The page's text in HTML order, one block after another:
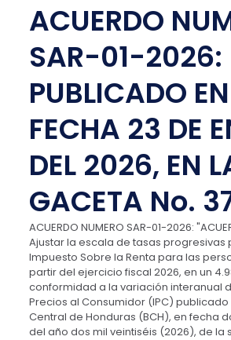
ACUERDO
SAR-01-2026:
PUBLICADO EN
FECHA 23 DE
DEL 2026, EN
GACETA No.
ACUERDO NUMERO SAR-01-2026:
Ajustar la escala de tasas progresivas
Impuesto Sobre la Renta para las
partir del ejercicio fiscal 2026, en un
conformidad a la variación interanual
Precios al Consumidor (IPC)
Central de Honduras (BCH), en fecha
del año dos mil veintiséis (2026), de la